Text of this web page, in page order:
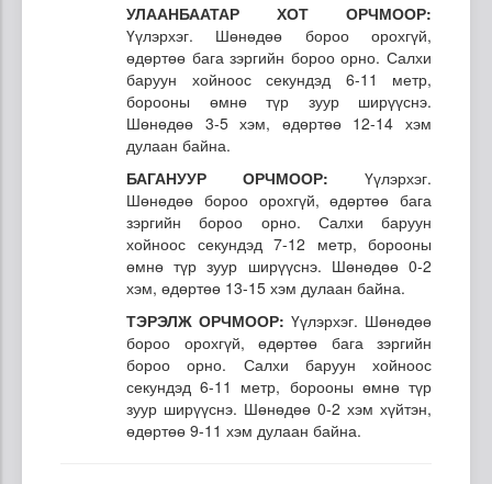
УЛААНБААТАР ХОТ ОРЧМООР:
Үүлэрхэг. Шөнөдөө бороо орохгүй,
өдөртөө бага зэргийн бороо орно. Салхи
баруун хойноос секундэд 6-11 метр,
борооны өмнө түр зуур ширүүснэ.
Шөнөдөө 3-5 хэм, өдөртөө 12-14 хэм
дулаан байна.
БАГАНУУР ОРЧМООР: Үүлэрхэг.
Шөнөдөө бороо орохгүй, өдөртөө бага
зэргийн бороо орно. Салхи баруун
хойноос секундэд 7-12 метр, борооны
өмнө түр зуур ширүүснэ. Шөнөдөө 0-2
хэм, өдөртөө 13-15 хэм дулаан байна.
ТЭРЭЛЖ ОРЧМООР: Үүлэрхэг. Шөнөдөө
бороо орохгүй, өдөртөө бага зэргийн
бороо орно. Салхи баруун хойноос
секундэд 6-11 метр, борооны өмнө түр
зуур ширүүснэ. Шөнөдөө 0-2 хэм хүйтэн,
өдөртөө 9-11 хэм дулаан байна.